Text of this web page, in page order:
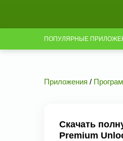
ПОПУЛЯРНЫЕ
Приложения /
Скачать
Premium